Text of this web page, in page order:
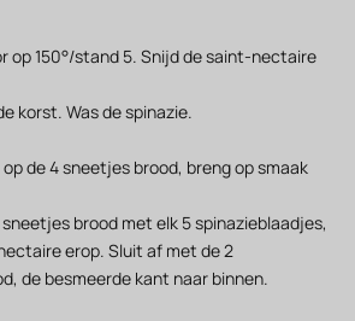
op 150°/stand 5. Snijd de saint-nectaire
korst. Was de spinazie.
de 4 sneetjes brood, breng op smaak
brood met elk 5 spinazieblaadjes,
erop. Sluit af met de 2
de besmeerde kant naar binnen.